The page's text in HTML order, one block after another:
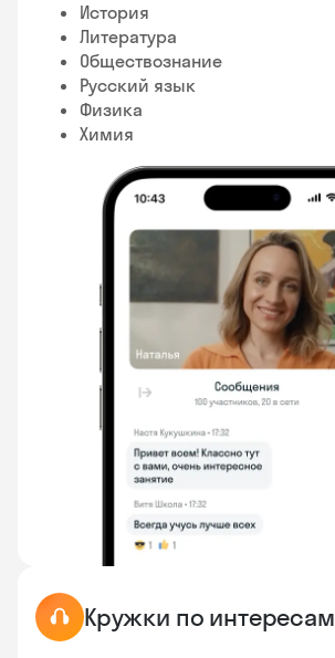
История
Литература
Обществознание
Русский язык
Физика
Химия
Кружки по интересам